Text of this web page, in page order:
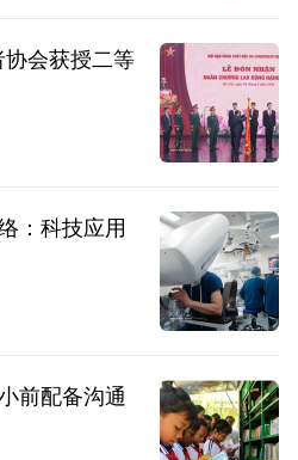
会获授二等
：科技应用
前配备沟通